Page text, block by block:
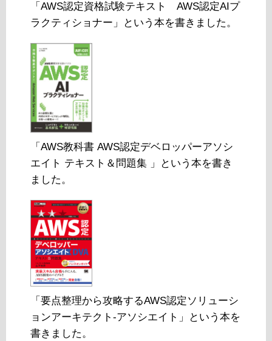
「AWS認定資格試験テキスト AWS認定AIプ
ラクティショナー」という本を書きました。
「AWS教科書 AWS認定デベロッパーアソシ
エイト テキスト＆問題集 」という本を書き
ました。
「要点整理から攻略するAWS認定ソリューシ
ョンアーキテクト-アソシエイト」という本を
書きました。